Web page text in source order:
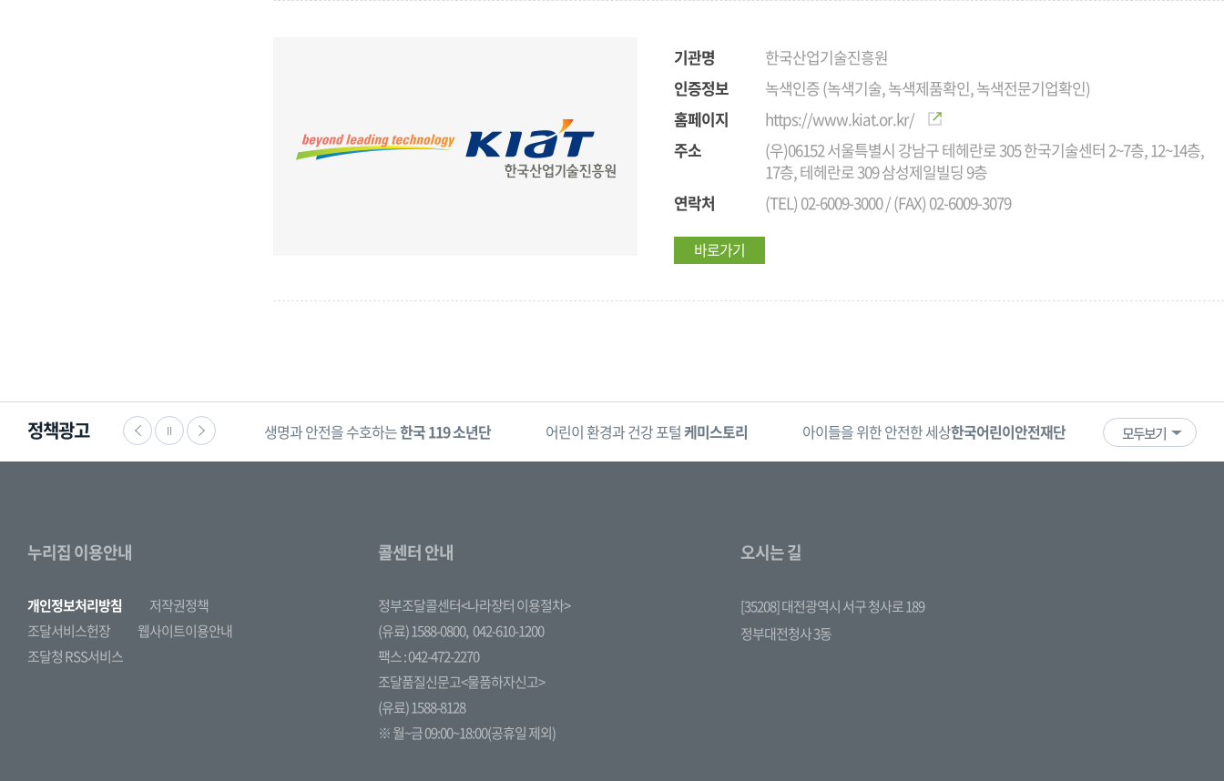
기관명
한국산업기술진흥원
인증정보
녹색인증 (녹색기술, 녹색제품확인, 녹색전문기업확인)
홈페이지
https://www.kiat.or.kr/
주소
(우)06152 서울특별시 강남구 테헤란로 305 한국기술센터 2~7층, 12~14층,
17층, 테헤란로 309 삼성제일빌딩 9층
연락처
(TEL) 02-6009-3000 / (FAX) 02-6009-3079
바로가기
정책광고 생명과 안전을 수호하는한국 119 소년단 어린이 환경과 건강 포털케미스토리 아이들을 위한 안전한 세상한국어린이안전재단 어린이·청소년
모두보기
누리집 이용안내
개인정보처리방침
저작권정책
조달서비스헌장
웹사이트이용안내
조달청 RSS서비스
콜센터 안내
정부조달콜센터<나라장터 이용절차>
(유료) 1588-0800, 042-610-1200
팩스 : 042-472-2270
조달품질신문고<물품하자신고>
(유료) 1588-8128
※ 월~금 09:00~18:00(공휴일 제외)
오시는 길
[35208] 대전광역시 서구 청사로 189
정부대전청사 3동